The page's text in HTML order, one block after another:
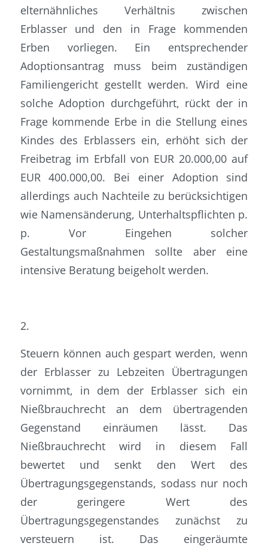
elternähnliches Verhältnis zwischen
Erblasser und den in Frage kommenden
Erben vorliegen. Ein entsprechender
Adoptionsantrag muss beim zuständigen
Familiengericht gestellt werden. Wird eine
solche Adoption durchgeführt, rückt der in
Frage kommende Erbe in die Stellung eines
Kindes des Erblassers ein, erhöht sich der
Freibetrag im Erbfall von EUR 20.000,00 auf
EUR 400.000,00. Bei einer Adoption sind
allerdings auch Nachteile zu berücksichtigen
wie Namensänderung, Unterhaltspflichten p.
p. Vor Eingehen solcher
Gestaltungsmaßnahmen sollte aber eine
intensive Beratung beigeholt werden.
2.
Steuern können auch gespart werden, wenn
der Erblasser zu Lebzeiten Übertragungen
vornimmt, in dem der Erblasser sich ein
Nießbrauchrecht an dem übertragenden
Gegenstand einräumen lässt. Das
Nießbrauchrecht wird in diesem Fall
bewertet und senkt den Wert des
Übertragungsgegenstands, sodass nur noch
der geringere Wert des
Übertragungsgegenstandes zunächst zu
versteuern ist. Das eingeräumte